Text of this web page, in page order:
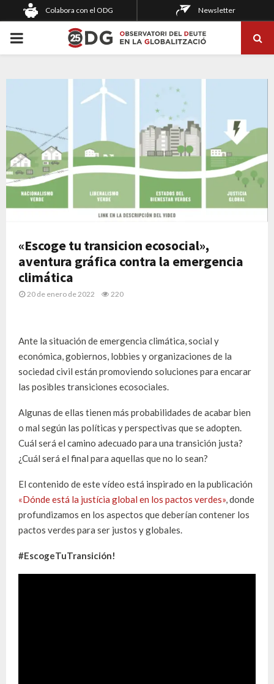
Colabora con el ODG Newsletter
PRIMARY
«Escoge tu transicion ecosocial»,
aventura gráfica contra la emergencia
climática
20 de enero de 2022 220
Ante la situación de emergencia climática, social y
económica, gobiernos, lobbies y organizaciones de la
sociedad civil están promoviendo soluciones para encarar
las posibles transiciones ecosociales.
Algunas de ellas tienen más probabilidades de acabar bien
o mal según las políticas y perspectivas que se adopten.
Cuál será el camino adecuado para una transición justa?
¿Cuál será el final para aquellas que no lo sean?
El contenido de este vídeo está inspirado en la publicación
«Dónde está la justícia global en los pactos verdes» , donde
profundizamos en los aspectos que deberían contener los
pactos verdes para ser justos y globales.
#EscogeTuTransición!